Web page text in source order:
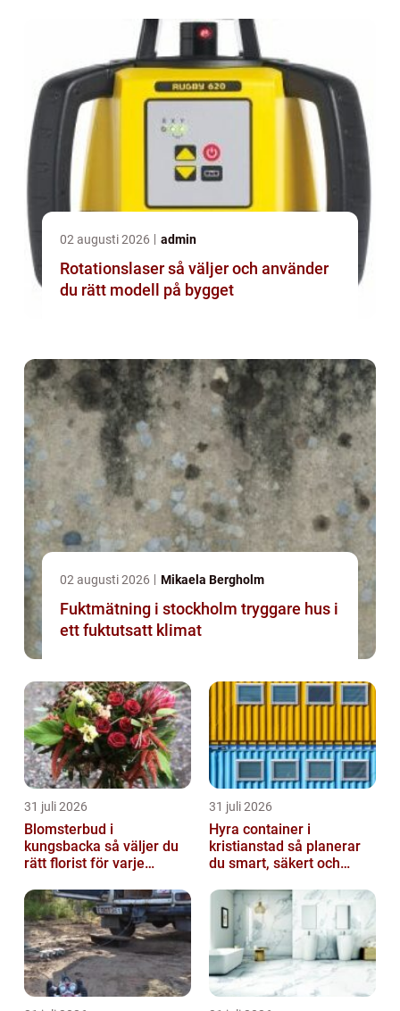
02 augusti 2026 admin
Rotationslaser så väljer och använder
du rätt modell på bygget
02 augusti 2026 Mikaela Bergholm
Fuktmätning i stockholm tryggare hus i
ett fuktutsatt klimat
31 juli 2026
Blomsterbud i
kungsbacka så väljer du
rätt florist för varje
31 juli 2026
Hyra container i
kristianstad så planerar
du smart, säkert och